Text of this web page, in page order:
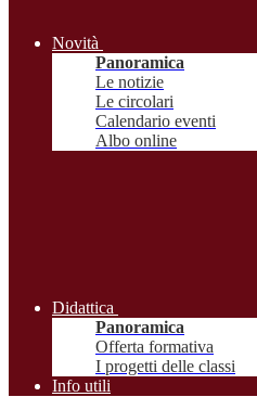
Novità
Panoramica
Le notizie
Le circolari
Calendario eventi
Albo online
Didattica
Panoramica
Offerta formativa
I progetti delle classi
Info utili